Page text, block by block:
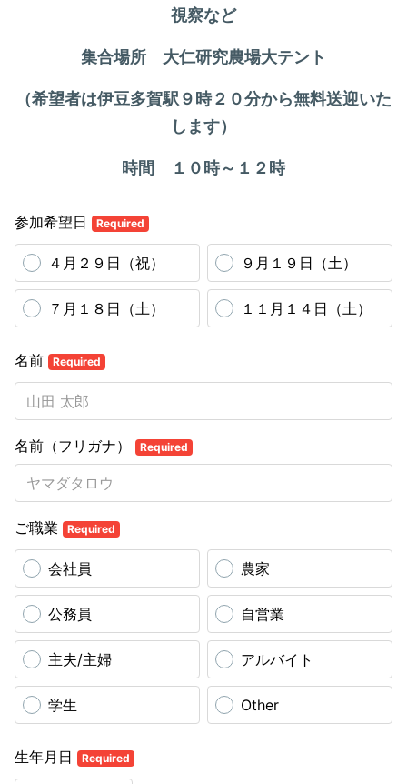
視察など
集合場所 大仁研究農場大テント
（希望者は伊豆多賀駅９時２０分から無料送迎いた
します）
時間 １０時～１２時
参加希望日 Required
４月２９日（祝） ９月１９日（土）
７月１８日（土） １１月１４日（土）
名前 Required
名前（フリガナ） Required
ご職業 Required
会社員 農家
公務員 自営業
主夫/主婦 アルバイト
学生 Other
生年月日 Required